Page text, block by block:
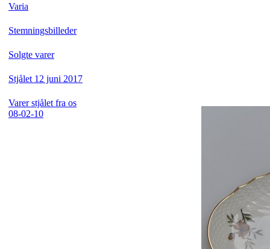
Varia
Stemningsbilleder
Solgte varer
Stjålet 12 juni 2017
Varer stjålet fra os
08-02-10